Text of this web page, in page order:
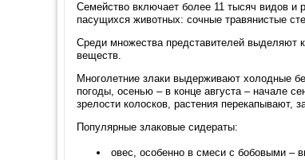
Семейство включает более 11 тысяч видов и
пасущихся животных: сочные травянистые
Среди множества представителей выделяют
веществ.
Многолетние злаки выдерживают холодные
погоды, осенью – в конце августа – начале
зрелости колосков, растения перекапывают,
Популярные злаковые сидераты:
овес, особенно в смеси с бобовыми –